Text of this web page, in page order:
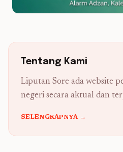
Tentang Kami
Liputan Sore ada website
negeri secara aktual dan
SELENGKAPNYA →